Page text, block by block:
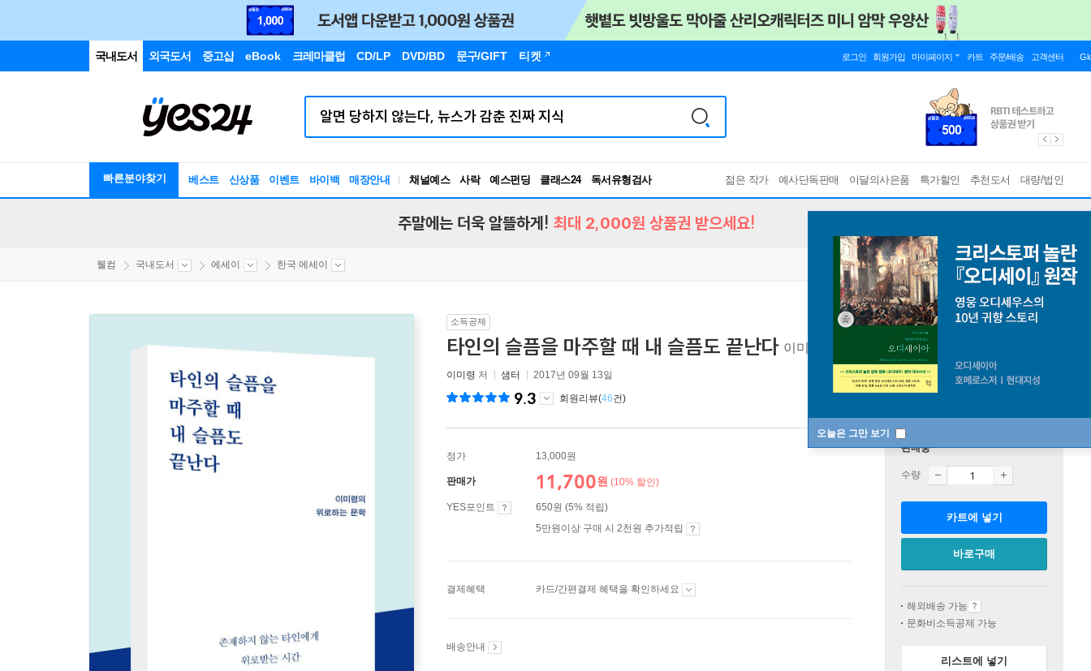
국내도서 외국도서 중고샵 eBook 크레마클럽 CD/LP DVD/BD 문구/GIFT 티켓 로그인 회원가입 마이페이지 카트 주문/배송 고객센터
빠른분야찾기 베스트 신상품 이벤트 바이백 매장안내 채널예스 사락 예스펀딩 클래스24
독서유형검사
RBTI Lab
젊은 작가 예사단독판매 이달의사은품 특가할인 추천도서 대량/법인
오늘은 그만 보기
주말에는 더욱 알뜰하게! 최대 2,000원 상품권 받으세요!
웰컴 국내도서 에세이 한국 에세이
소득공제
타인의 슬픔을 마주할 때 내 슬픔도 끝난다 이미령의 위로하는 문학
이미령 저 샘터 2017년 09월 13일
9.3 회원리뷰(46건)
정가 13,000원
판매가 11,700원 (10% 할인)
YES포인트
650원 (5% 적립)
5만원이상 구매 시 2천원 추가적립
결제혜택 카드/간편결제 혜택을 확인하세요
배송안내
판매중
수량
카트에 넣기
바로구매
해외배송 가능
문화비소득공제 가능
리스트에 넣기